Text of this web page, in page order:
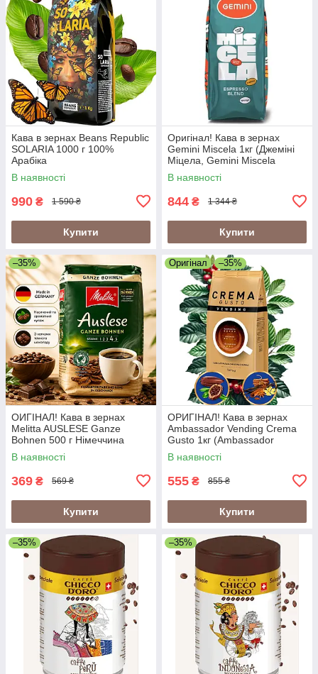
Кава в зернах Beans Republic
SOLARIA 1000 г 100%
Арабіка
В наявності
990 ₴ 1 590 ₴
Купити
Оригінал! Кава в зернах
Gemini Miscela 1кг (Джеміні
Міцела, Gemini Miscela
Espresso), 60% арабіка/40%
робуста
В наявності
844 ₴ 1 344 ₴
Купити
–35%
ОИГІНАЛ! Кава в зернах
Melitta AUSLESE Ganze
Bohnen 500 г Німеччина
В наявності
369 ₴ 569 ₴
Купити
Оригінал –35%
ОРИГІНАЛ! Кава в зернах
Ambassador Vending Crema
Gusto 1кг (Ambassador
Crema Gusto Vending)
В наявності
555 ₴ 855 ₴
Купити
–35% –35%